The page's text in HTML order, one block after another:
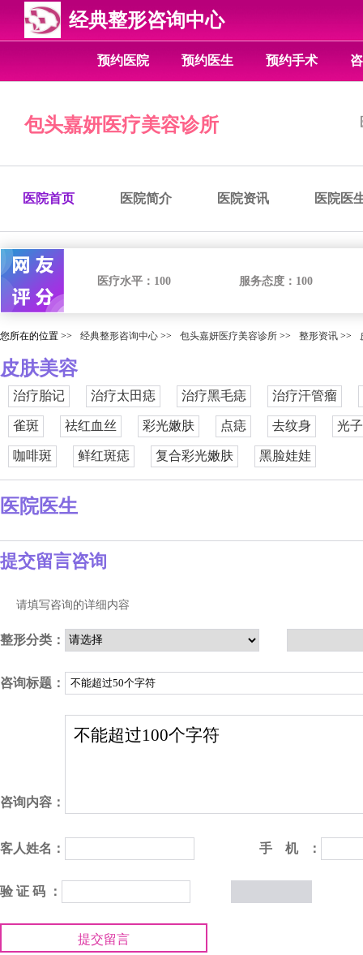
经典整形咨询中心
预约医院 预约医生 预约手术
包头嘉妍医疗美容诊所
医院首页 医院简介 医院资讯 医院医
医疗水平： 100 服务态度： 100
您所在的位置 >> 经典整形咨询中心 >> 包头嘉妍医疗美容诊所 >> 整形资讯 >>
皮肤美容
治疗胎记 治疗太田痣 治疗黑毛痣 治疗汗管瘤
雀斑 祛红血丝 彩光嫩肤 点痣 去纹身 光
咖啡斑 鲜红斑痣 复合彩光嫩肤 黑脸娃娃
医院医生
提交留言咨询
请填写咨询的详细内容
整形分类：
咨询标题：
咨询内容：
客人姓名： 手 机 ：
验 证 码 ：
提交留言